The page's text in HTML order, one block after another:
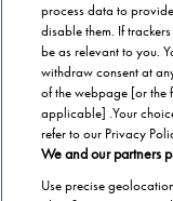
process data to
disable them. If
be as relevant to you.
withdraw consent at
of the webpage [or the
applicable] .Your
refer to our Privacy
We and our partners
Use precise